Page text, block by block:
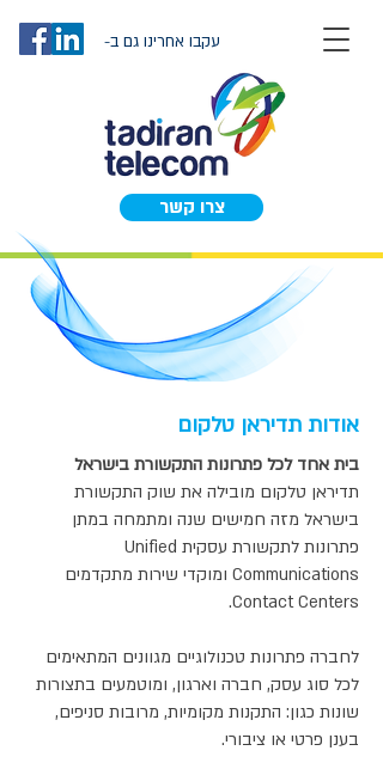
עקבו אחרינו גם ב-
צרו קשר
אודות תדיראן טלקום
בית אחד לכל פתרונות התקשורת בישראל
תדיראן טלקום מובילה את שוק התקשורת
בישראל מזה חמישים שנה ומתמחה במתן
פתרונות לתקשורת עסקית Unified
Communications ומוקדי שירות מתקדמים
Contact Centers.
לחברה פתרונות טכנולוגיים מגוונים המתאימים
לכל סוג עסק, חברה וארגון, ומוטמעים בתצורות
שונות כגון: התקנות מקומיות, מרובות סניפים,
בענן פרטי או ציבורי.